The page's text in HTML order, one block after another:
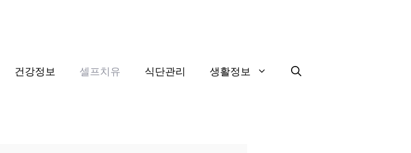
건강정보 셀프치유 식단관리 생활정보